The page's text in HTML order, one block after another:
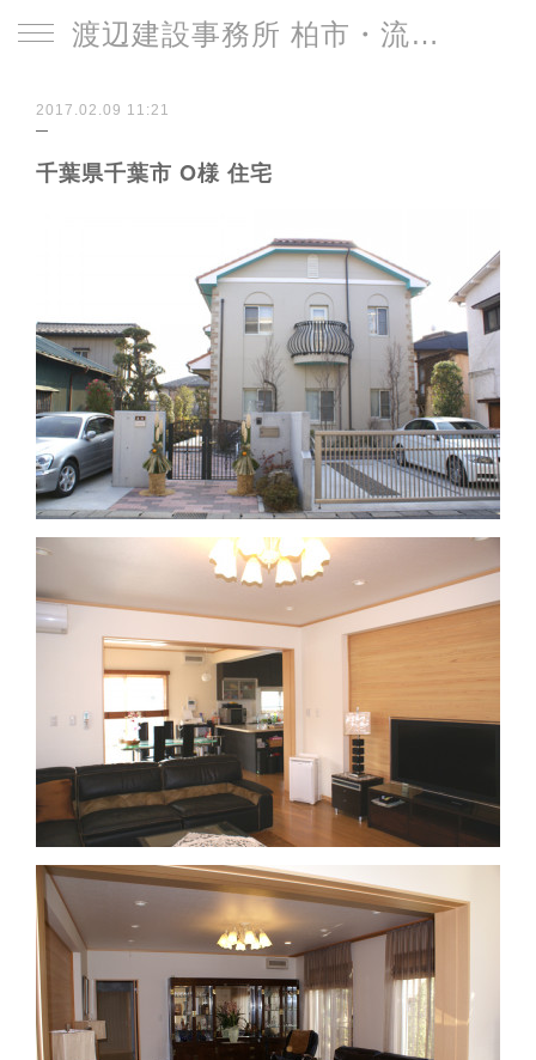
渡辺建設事務所 柏市・流山市
2017.02.09 11:21
千葉県千葉市 O様 住宅